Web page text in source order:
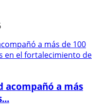
acompañó a más